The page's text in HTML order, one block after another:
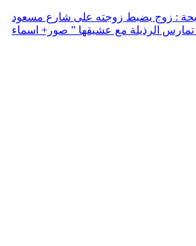
: زوج يضبط زوجته على شارع مسعود